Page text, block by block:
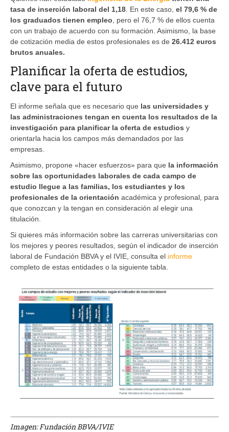
tasa de inserción laboral del 1,18 . En este caso, el 79,6 % de
los graduados tienen empleo , pero el 76,7 % de ellos cuenta
con un trabajo de acuerdo con su formación. Asimismo, la base
de cotización media de estos profesionales es de 26.412 euros
brutos anuales.
Planificar la oferta de estudios,
clave para el futuro
El informe señala que es necesario que las universidades y
las administraciones tengan en cuenta los resultados de la
investigación para planificar la oferta de estudios y
orientarla hacia los campos más demandados por las
empresas.
Asimismo, propone «hacer esfuerzos» para que la información
sobre las oportunidades laborales de cada campo de
estudio llegue a las familias, los estudiantes y los
profesionales de la orientación académica y profesional, para
que conozcan y la tengan en consideración al elegir una
titulación.
Si quieres más información sobre las carreras universitarias con
los mejores y peores resultados, según el indicador de inserción
laboral de Fundación BBVA y el IVIE, consulta el informe
completo de estas entidades o la siguiente tabla.
Imagen: Fundación BBVA/IVIE